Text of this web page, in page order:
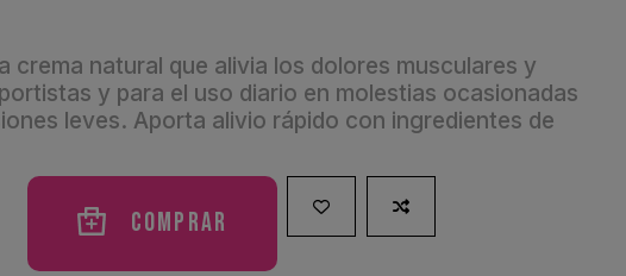
crema natural que alivia los dolores musculares y
y para el uso diario en molestias ocasionadas
leves. Aporta alivio rápido con ingredientes de
Comprar